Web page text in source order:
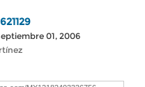
01, 2006